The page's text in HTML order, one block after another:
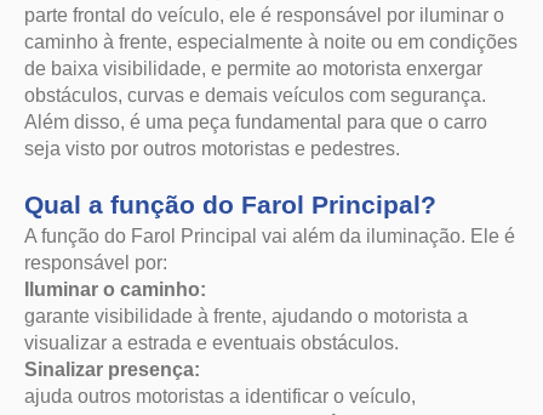
Qual a função do Farol Principal?
A função do Farol Principal vai além da iluminação. Ele é
responsável por:
Iluminar o caminho:
garante visibilidade à frente, ajudando o motorista a
Sinalizar presença:
ajuda outros motoristas a identificar o veículo,
contribuindo para a segurança no trânsito.
Oferecer duas opções de iluminação:
luz alta (para longas distâncias, ideal para rodovias sem
tráfego em sentido contrário) e luz baixa (para distâncias
mais curtas, evitando o ofuscamento de quem vem na
direção oposta).